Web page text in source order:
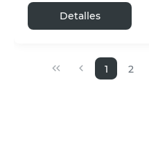
Detalles
1 2